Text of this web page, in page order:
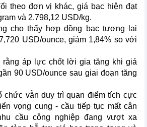
theo đơn vị khác, giá bạc hiện đạt
và 2.798,12 USD/kg.
cho thấy hợp đồng bạc tương lai
USD/ounce, giảm 1,84% so với
rằng áp lực chốt lời gia tăng khi giá
90 USD/ounce sau giai đoạn tăng
chức vẫn duy trì quan điểm tích cực
vọng cung - cầu tiếp tục mất cân
cầu công nghiệp đang vượt xa